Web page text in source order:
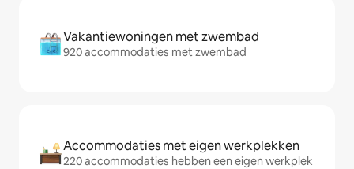
Vakantiewoningen met zwembad
920 accommodaties met zwembad
Accommodaties met eigen werkplekken
220 accommodaties hebben een eigen werkplek